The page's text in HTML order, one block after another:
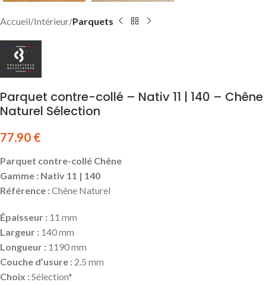
Accueil Intérieur Parquets
Parquet contre-collé – Nativ 11 | 140 – Chêne
Naturel Sélection
77.90 €
Parquet contre-collé Chêne
Gamme : Nativ 11 | 140
Référence :Chêne Naturel
Épaisseur : 11 mm
Largeur : 140 mm
Longueur : 1190 mm
Couche d’usure : 2.5 mm
Choix :Sélection*